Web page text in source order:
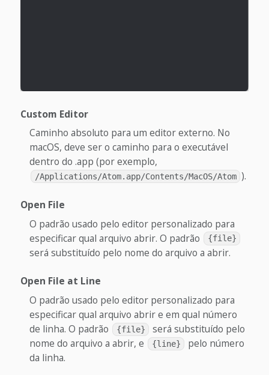
Custom Editor
Caminho absoluto para um editor externo. No
macOS, deve ser o caminho para o executável
dentro do .app (por exemplo,
/Applications/Atom.app/Contents/MacOS/Atom ).
Open File
O padrão usado pelo editor personalizado para
especificar qual arquivo abrir. O padrão
{file}
será substituído pelo nome do arquivo a abrir.
Open File at Line
O padrão usado pelo editor personalizado para
especificar qual arquivo abrir e em qual número
de linha. O padrão
{file}
será substituído pelo
nome do arquivo a abrir, e
{line}
pelo número
da linha.